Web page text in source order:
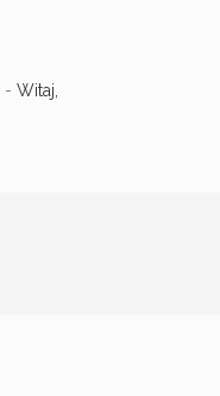
- Witaj,